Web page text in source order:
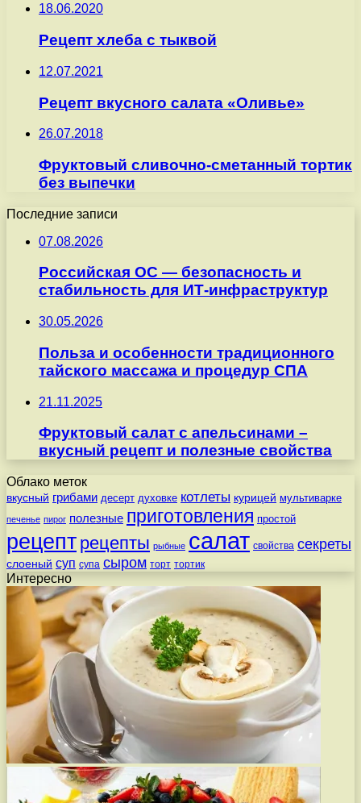
18.06.2020
Рецепт хлеба с тыквой
12.07.2021
Рецепт вкусного салата «Оливье»
26.07.2018
Фруктовый сливочно-сметанный тортик
без выпечки
Последние записи
07.08.2026
Российская ОС — безопасность и
стабильность для ИТ-инфраструктур
30.05.2026
Польза и особенности традиционного
тайского массажа и процедур СПА
21.11.2025
Фруктовый салат с апельсинами –
вкусный рецепт и полезные свойства
Облако меток
вкусный грибами десерт духовке котлеты курицей мультиварке
печенье пирог полезные приготовления простой
рецепт рецепты рыбные салат свойства секреты
слоеный суп супа сыром торт тортик
Интересно